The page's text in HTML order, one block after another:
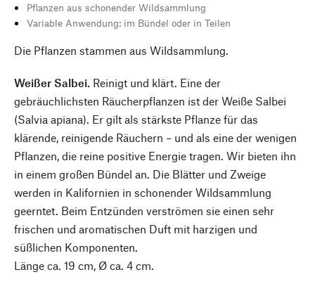
Pflanzen aus schonender Wildsammlung
Variable Anwendung: im Bündel oder in Teilen
Die Pflanzen stammen aus Wildsammlung.
Weißer Salbei. Reinigt und klärt. Eine der
gebräuchlichsten Räucherpflanzen ist der Weiße Salbei
(Salvia apiana). Er gilt als stärkste Pflanze für das
klärende, reinigende Räuchern – und als eine der wenigen
Pflanzen, die reine positive Energie tragen. Wir bieten ihn
in einem großen Bündel an. Die Blätter und Zweige
werden in Kalifornien in schonender Wildsammlung
geerntet. Beim Entzünden verströmen sie einen sehr
frischen und aromatischen Duft mit harzigen und
süßlichen Komponenten.
Länge ca. 19 cm, Ø ca. 4 cm.